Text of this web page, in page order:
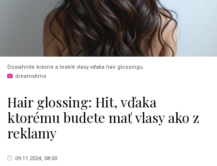
Dosiahnite krásne a lesklé vlasy vďaka hair glossingu.
dreamstime
Hair glossing: Hit, vďaka
ktorému budete mať vlasy ako z
reklamy
09.11.2024, 08:00